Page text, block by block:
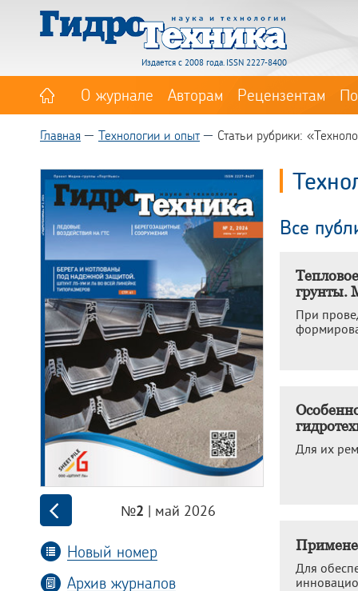
Издается с 2008 года. ISSN 2227-8400
О журнале Авторам Рецензентам
Главная Технологии и опыт Статьи рубрики:
№2 | май 2026
Новый номер
Архив журналов
Все
грунты.
При
Для их
Для